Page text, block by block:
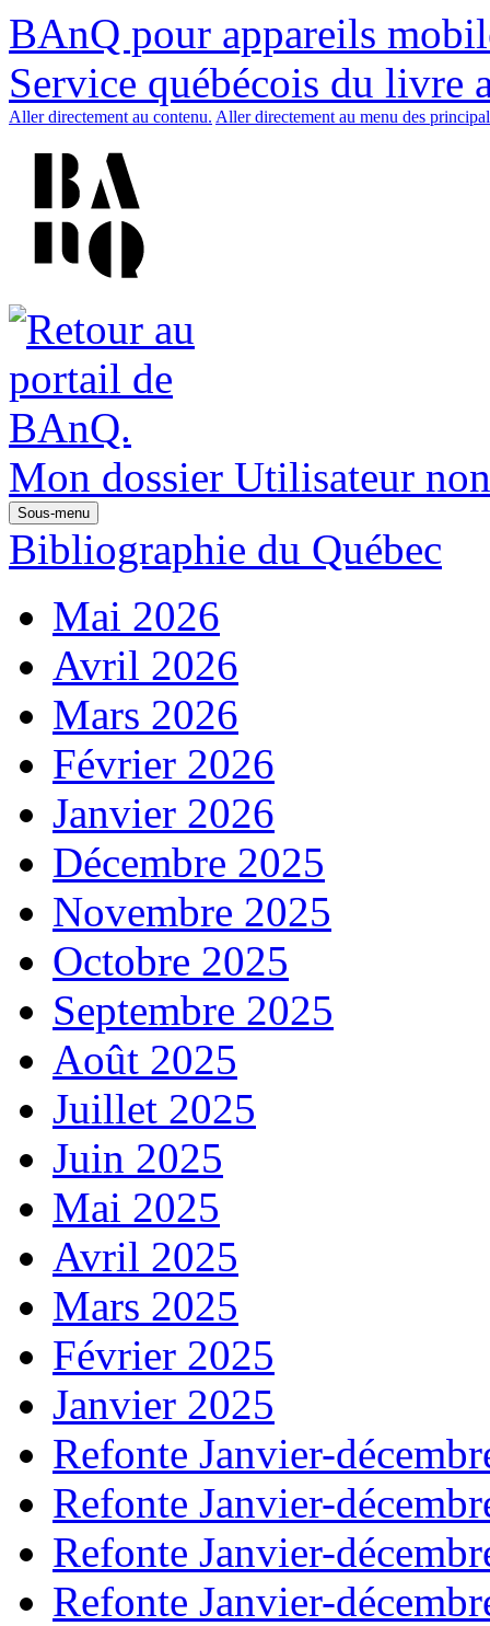
BAnQ pour appareils
Service québécois du livre
Aller directement au contenu. Aller directement au menu des
Mon dossier Utilisateur
Sous-menu
Bibliographie du Québec
Mai 2026
Avril 2026
Mars 2026
Février 2026
Janvier 2026
Décembre 2025
Novembre 2025
Octobre 2025
Septembre 2025
Août 2025
Juillet 2025
Juin 2025
Mai 2025
Avril 2025
Mars 2025
Février 2025
Janvier 2025
Refonte Janvier-
Refonte Janvier-
Refonte Janvier-
Refonte Janvier-